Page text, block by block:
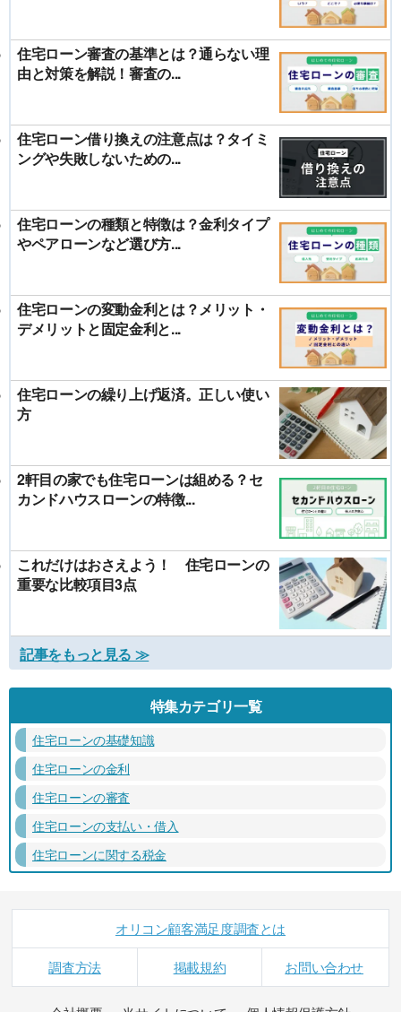
住宅ローン審査の基準とは？通らない理
由と対策を解説！審査の...
住宅ローン借り換えの注意点は？タイミ
ングや失敗しないための...
住宅ローンの種類と特徴は？金利タイプ
やペアローンなど選び方...
住宅ローンの変動金利とは？メリット・
デメリットと固定金利と...
住宅ローンの繰り上げ返済。正しい使い
方
2軒目の家でも住宅ローンは組める？セ
カンドハウスローンの特徴...
これだけはおさえよう！ 住宅ローンの
重要な比較項目3点
記事をもっと見る ≫
特集カテゴリ一覧
住宅ローンの基礎知識
住宅ローンの金利
住宅ローンの審査
住宅ローンの支払い・借入
住宅ローンに関する税金
オリコン顧客満足度調査とは
調査方法 掲載規約 お問い合わせ